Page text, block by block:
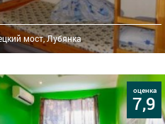
мост,Лубянка
оценка
7,9